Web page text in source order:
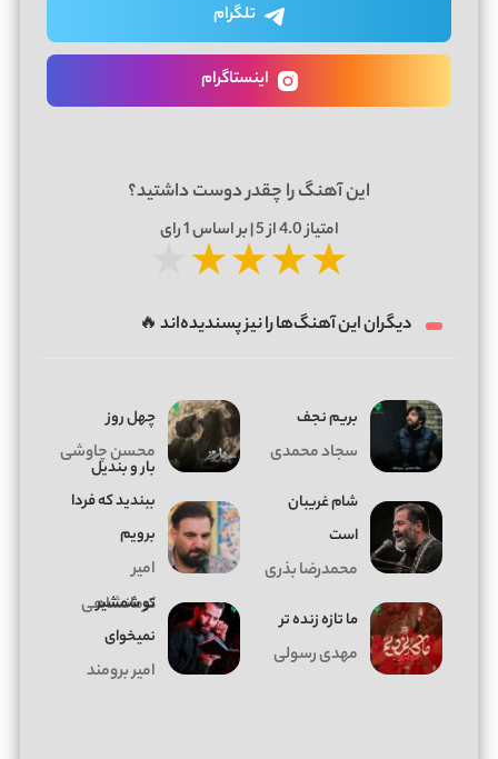
تلگرام
اینستاگرام
این آهنگ را چقدر دوست داشتید؟
امتیاز4.0از 5 | بر اساس 1رای
★★★★
دیگران این آهنگ‌ها را نیز پسندیده‌اند 🔥
بریم نجف
سجاد محمدی
چهل روز
محسن چاوشی
شام غریبان
است
محمدرضا بذری
بار و بندیل
ببندید که فردا
برویم
امیر
کرمانشاهی
ما تازه زنده تر
مهدی رسولی
تو شمشیر
نمیخوای
امیر برومند